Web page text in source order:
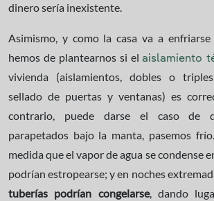
dinero sería inexistente.
Asimismo, y como la casa va a
hemos de plantearnos si elaislamiento
vivienda (aislamientos, dobles o
sellado de puertas y ventanas) es
contrario, puede darse el caso de
parapetados bajo la manta, pasemos
medida que el vapor de agua se condense
podrían estropearse; y en noches
tuberías podrían congelarse, dando